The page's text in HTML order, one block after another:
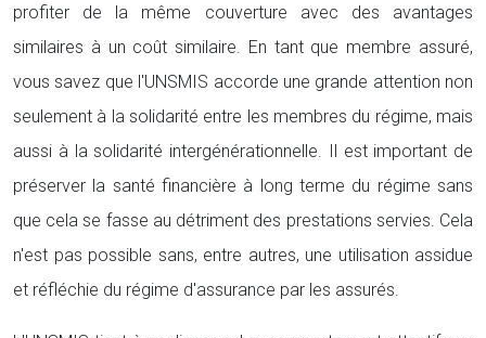
profiter de la même couverture avec des avantages
similaires à un coût similaire. En tant que membre assuré,
vous savez que l'UNSMIS accorde une grande attention non
seulement à la solidarité entre les membres du régime, mais
aussi à la solidarité intergénérationnelle. Il est important de
préserver la santé financière à long terme du régime sans
que cela se fasse au détriment des prestations servies. Cela
n'est pas possible sans, entre autres, une utilisation assidue
et réfléchie du régime d'assurance par les assurés.